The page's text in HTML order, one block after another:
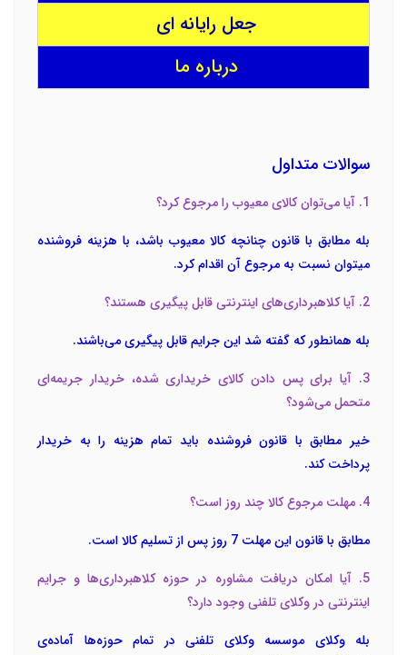
جعل رایانه ای
درباره ما
سوالات متداول
1. آیا می‌توان کالای معیوب را مرجوع کرد؟
بله مطابق با قانون چنانچه کالا معیوب باشد، با هزینه فروشنده
میتوان نسبت به مرجوع آن اقدام کرد.
2. آیا کلاهبرداری‌های اینترنتی قابل پیگیری هستند؟
بله همانطور که گفته شد این جرایم قابل پیگیری می‌باشند.
3. آیا برای پس دادن کالای خریداری شده، خریدار جریمه‌ای
متحمل می‌شود؟
خیر مطابق با قانون فروشنده باید تمام هزینه را به خریدار
پرداخت کند.
4. مهلت مرجوع کالا چند روز است؟
مطابق با قانون این مهلت 7 روز پس از تسلیم کالا است.
5. آیا امکان دریافت مشاوره در حوزه کلاهبرداری‌ها و جرایم
اینترنتی در وکلای تلفنی وجود دارد؟
بله وکلای موسسه وکلای تلفنی در تمام حوزه‌ها آماده‌ی